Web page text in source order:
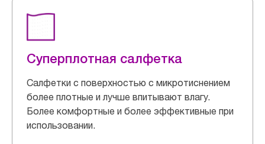
Суперплотная салфетка
Салфетки с поверхностью с микротиснением
более плотные и лучше впитывают влагу.
Более комфортные и более эффективные при
использовании.